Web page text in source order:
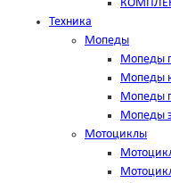
Техника
Мопеды
Мопеды
Мопеды
Мопеды
Мопеды
Мотоциклы